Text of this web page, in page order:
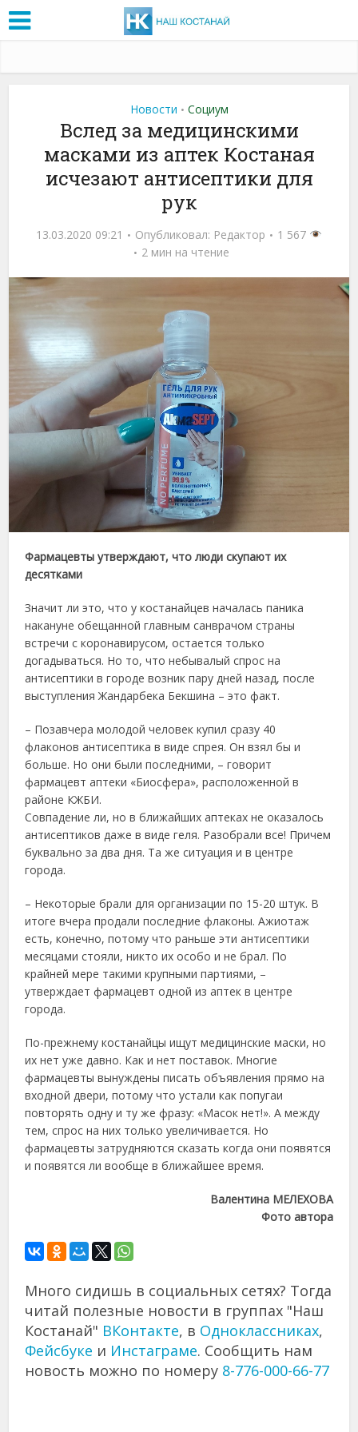
Новости • Социум
Вслед за медицинскими
масками из аптек Костаная
исчезают антисептики для
рук
13.03.2020 09:21 Опубликовал: Редактор
1 567
2 мин на чтение
Фармацевты утверждают, что люди скупают их
десятками
Значит ли это, что у костанайцев началась паника
накануне обещанной главным санврачом страны
встречи с коронавирусом, остается только
догадываться. Но то, что небывалый спрос на
антисептики в городе возник пару дней назад, после
выступления Жандарбека Бекшина – это факт.
– Позавчера молодой человек купил сразу 40
флаконов антисептика в виде спрея. Он взял бы и
больше. Но они были последними, – говорит
фармацевт аптеки «Биосфера», расположенной в
районе КЖБИ.
Совпадение ли, но в ближайших аптеках не оказалось
антисептиков даже в виде геля. Разобрали все! Причем
буквально за два дня. Та же ситуация и в центре
города.
– Некоторые брали для организации по 15-20 штук. В
итоге вчера продали последние флаконы. Ажиотаж
есть, конечно, потому что раньше эти антисептики
месяцами стояли, никто их особо и не брал. По
крайней мере такими крупными партиями, –
утверждает фармацевт одной из аптек в центре
города.
По-прежнему костанайцы ищут медицинские маски, но
их нет уже давно. Как и нет поставок. Многие
фармацевты вынуждены писать объявления прямо на
входной двери, потому что устали как попугаи
повторять одну и ту же фразу: «Масок нет!». А между
тем, спрос на них только увеличивается. Но
фармацевты затрудняются сказать когда они появятся
и появятся ли вообще в ближайшее время.
Валентина МЕЛЕХОВА
Фото автора
Много сидишь в социальных сетях? Тогда
читай полезные новости в группах "Наш
Костанай" ВКонтакте, в Одноклассниках,
Фейсбуке и Инстаграме. Сообщить нам
новость можно по номеру 8-776-000-66-77